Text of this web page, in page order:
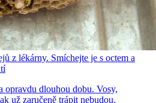
z lékárny. Smíchejte je s octem a
opravdu dlouhou dobu. Vosy,
už zaručeně trápit nebudou.